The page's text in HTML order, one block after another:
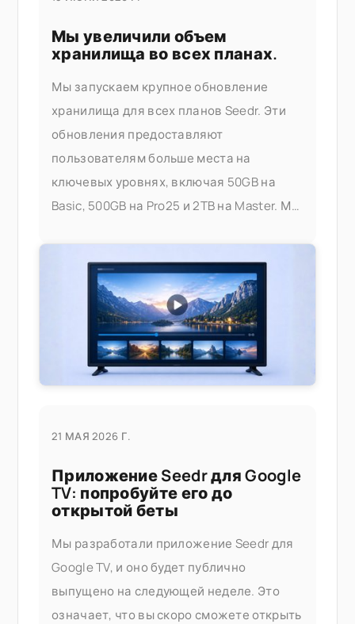
Мы увеличили объем
хранилища во всех планах.
Мы запускаем крупное обновление
хранилища для всех планов Seedr. Эти
обновления предоставляют
пользователям больше места на
ключевых уровнях, включая 50GB на
Basic, 500GB на Pro25 и 2TB на Master. Мы
файлами — не беспокоясь об
ограничениях. Что изменилось. Вот:
21 МАЯ 2026 Г.
Приложение Seedr для Google
TV: попробуйте его до
открытой беты
Мы разработали приложение Seedr для
Google TV, и оно будет публично
выпущено на следующей неделе. Это
означает, что вы скоро сможете открыть